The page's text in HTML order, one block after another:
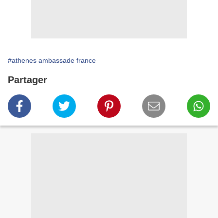
#athenes ambassade france
Partager